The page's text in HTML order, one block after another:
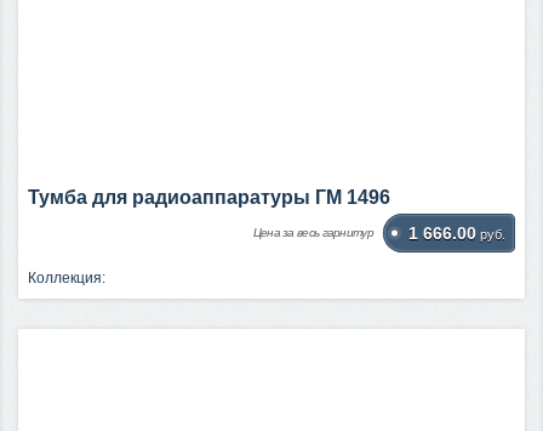
Тумба для радиоаппаратуры ГМ 1496
Цена за весь гарнитур 1 666.00 руб.
Коллекция: